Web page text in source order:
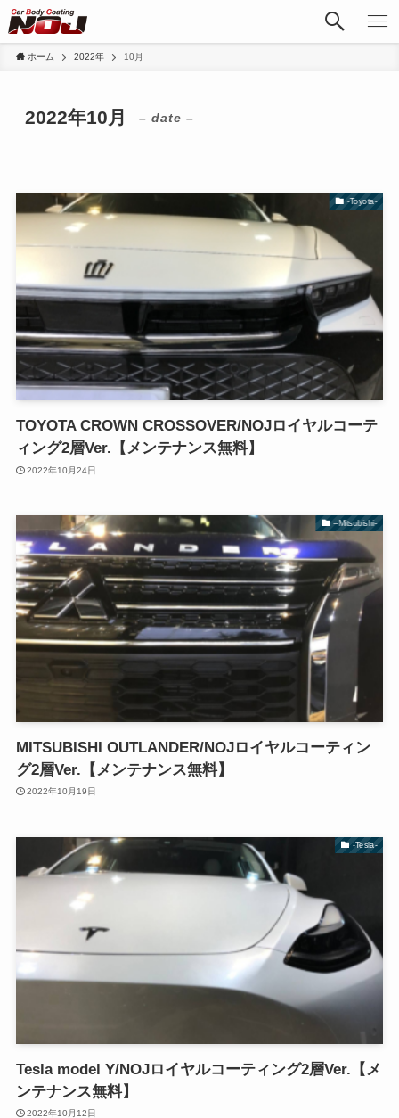
ホーム 2022年 10月
2022年10月 – date –
-Toyota-
TOYOTA CROWN CROSSOVER/NOJロイヤルコーテ
ィング2層Ver.【メンテナンス無料】
2022年10月24日
–Mitsubishi-
MITSUBISHI OUTLANDER/NOJロイヤルコーティン
グ2層Ver.【メンテナンス無料】
2022年10月19日
-Tesla-
Tesla model Y/NOJロイヤルコーティング2層Ver.【メ
ンテナンス無料】
2022年10月12日